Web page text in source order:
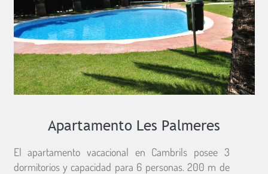
Apartamento Les Palmeres
El apartamento vacacional en Cambrils posee 3
dormitorios y capacidad para 6 personas. 200 m de